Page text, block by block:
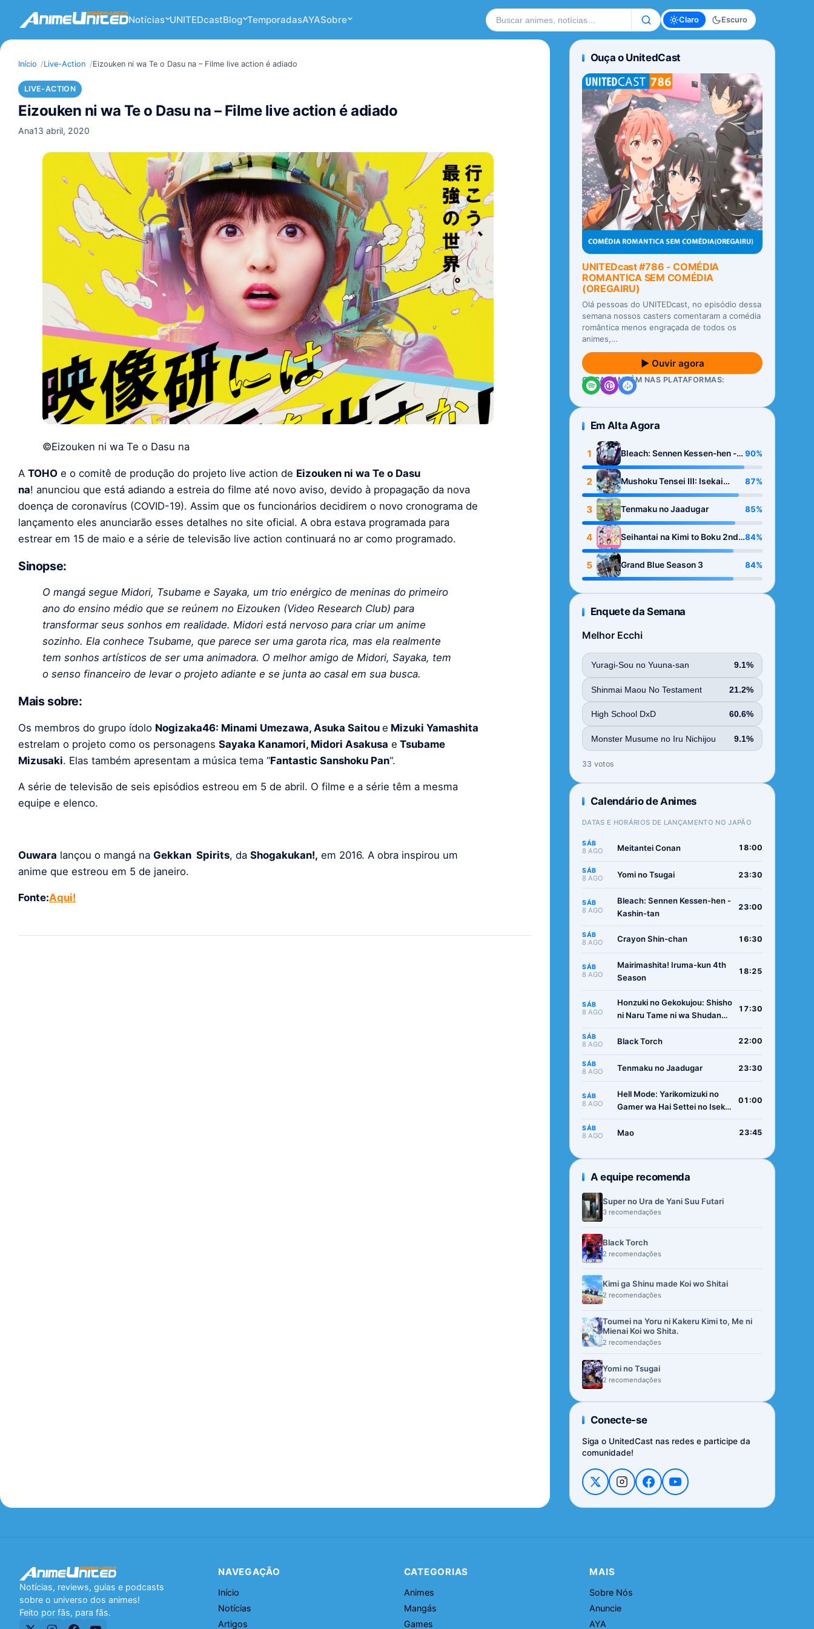
Notícias UNITEDcastBlog TemporadasAYASobre Buscar no site Claro Escuro
Início Live-Action Eizouken ni wa Te o Dasu na – Filme live action é adiado
LIVE-ACTION
Eizouken ni wa Te o Dasu na – Filme live action é adiado
Ana13 abril, 2020
©Eizouken ni wa Te o Dasu na
A TOHO e o comitê de produção do projeto live action de Eizouken ni wa Te o Dasu
na! anunciou que está adiando a estreia do filme até novo aviso, devido à propagação da nova
doença de coronavírus (COVID-19). Assim que os funcionários decidirem o novo cronograma de
lançamento eles anunciarão esses detalhes no site oficial. A obra estava programada para
estrear em 15 de maio e a série de televisão live action continuará no ar como programado.
Sinopse:
O mangá segue Midori, Tsubame e Sayaka, um trio enérgico de meninas do primeiro
ano do ensino médio que se reúnem no Eizouken (Video Research Club) para
transformar seus sonhos em realidade. Midori está nervoso para criar um anime
sozinho. Ela conhece Tsubame, que parece ser uma garota rica, mas ela realmente
tem sonhos artísticos de ser uma animadora. O melhor amigo de Midori, Sayaka, tem
o senso financeiro de levar o projeto adiante e se junta ao casal em sua busca.
Mais sobre:
Os membros do grupo ídolo Nogizaka46: Minami Umezawa, Asuka Saitou e Mizuki Yamashita
estrelam o projeto como os personagens Sayaka Kanamori, Midori Asakusa e Tsubame
Mizusaki. Elas também apresentam a música tema “Fantastic Sanshoku Pan“.
A série de televisão de seis episódios estreou em 5 de abril. O filme e a série têm a mesma
equipe e elenco.
Ouwara lançou o mangá na Gekkan Spirits, da Shogakukan!, em 2016. A obra inspirou um
anime que estreou em 5 de janeiro.
Fonte:Aqui!
Ouça o UnitedCast
UNITEDcast #786 - COMÉDIA
ROMANTICA SEM COMÉDIA
(OREGAIRU)
Olá pessoas do UNITEDcast, no episódio dessa
semana nossos casters comentaram a comédia
romântica menos engraçada de todos os
animes,…
▶ Ouvir agora
OUÇA TAMBÉM NAS PLATAFORMAS:
Em Alta Agora
1
Bleach: Sennen Kessen-hen -
Kashin-tan
90%
2
Mushoku Tensei III: Isekai
Ittara Honki Dasu
87%
3 Tenmaku no Jaadugar 85%
4
Seihantai na Kimi to Boku 2nd
Season
84%
5 Grand Blue Season 3 84%
Enquete da Semana
Melhor Ecchi
Yuragi-Sou no Yuuna-san 9.1%
Shinmai Maou No Testament 21.2%
High School DxD 60.6%
Monster Musume no Iru Nichijou 9.1%
33 votos
Calendário de Animes
DATAS E HORÁRIOS DE LANÇAMENTO NO JAPÃO
SÁB
8 AGO Meitantei Conan 18:00
SÁB
8 AGO Yomi no Tsugai 23:30
SÁB
8 AGO
Bleach: Sennen Kessen-hen -
Kashin-tan
23:00
SÁB
8 AGO Crayon Shin-chan 16:30
SÁB
8 AGO
Mairimashita! Iruma-kun 4th
Season
18:25
SÁB
8 AGO
Honzuki no Gekokujou: Shisho
ni Naru Tame ni wa Shudan
Ryoushu no Youjo
17:30
SÁB
8 AGO Black Torch 22:00
SÁB
8 AGO Tenmaku no Jaadugar 23:30
SÁB
8 AGO
Hell Mode: Yarikomizuki no
Gamer wa Hai Settei no Isekai
01:00
SÁB
8 AGO Mao 23:45
A equipe recomenda
Super no Ura de Yani Suu Futari
3 recomendações
Black Torch
2 recomendações
Kimi ga Shinu made Koi wo Shitai
2 recomendações
Toumei na Yoru ni Kakeru Kimi to, Me ni
Mienai Koi wo Shita.
2 recomendações
Yomi no Tsugai
2 recomendações
Conecte-se
Siga o UnitedCast nas redes e participe da
comunidade!
Notícias, reviews, guias e podcasts
sobre o universo dos animes!
Feito por fãs, para fãs.
NAVEGAÇÃO
Início
Notícias
Artigos
CATEGORIAS
Animes
Mangás
Games
MAIS
Sobre Nós
Anuncie
AYA